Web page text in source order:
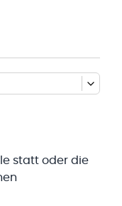
statt oder die